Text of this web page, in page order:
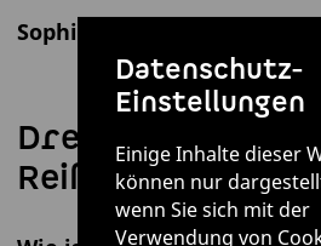
Sophia Reißenweber
Drei Fragen an
Reißenweber
Datenschutz-
Einstellungen
Einige Inhalte dieser
können nur
wenn Sie sich mit der
Verwendung von